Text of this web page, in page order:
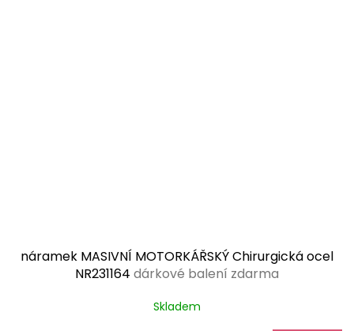
náramek MASIVNÍ MOTORKÁŘSKÝ Chirurgická ocel
NR231164 dárkové balení zdarma
Skladem